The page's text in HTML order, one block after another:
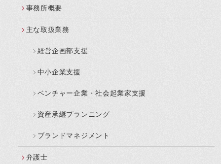
事務所概要
主な取扱業務
経営企画部支援
中小企業支援
ベンチャー企業・社会起業家支援
資産承継プランニング
ブランドマネジメント
弁護士